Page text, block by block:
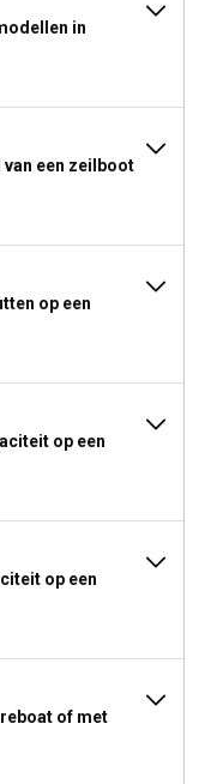
in
een zeilboot
op een
op een
op een
of met